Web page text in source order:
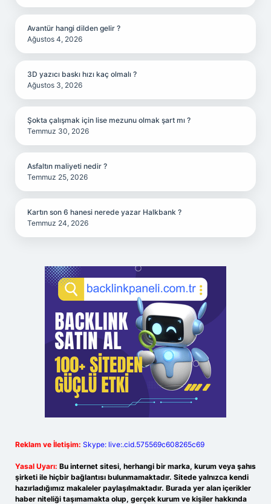
Avantür hangi dilden gelir ?
Ağustos 4, 2026
3D yazıcı baskı hızı kaç olmalı ?
Ağustos 3, 2026
Şokta çalışmak için lise mezunu olmak şart mı ?
Temmuz 30, 2026
Asfaltın maliyeti nedir ?
Temmuz 25, 2026
Kartın son 6 hanesi nerede yazar Halkbank ?
Temmuz 24, 2026
Reklam ve İletişim: Skype: live:.cid.575569c608265c69
Yasal Uyarı: Bu internet sitesi, herhangi bir marka, kurum veya şahıs
şirketi ile hiçbir bağlantısı bulunmamaktadır. Sitede yalnızca kendi
hazırladığımız makaleler paylaşılmaktadır. Burada yer alan içerikler
haber niteliği taşımamakta olup, gerçek kurum ve kişiler hakkında